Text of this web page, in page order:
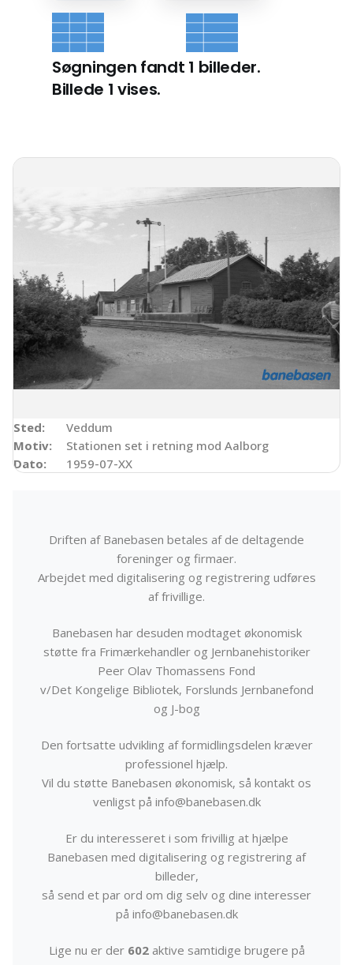
Søgningen fandt 1 billeder.
Billede 1 vises.
Sted:
Veddum
Motiv:
Stationen set i retning mod Aalborg
Dato:
1959-07-XX
Driften af Banebasen betales af de deltagende
foreninger og firmaer.
Arbejdet med digitalisering og registrering udføres
af frivillige.
Banebasen har desuden modtaget økonomisk
støtte fra Frimærkehandler og Jernbanehistoriker
Peer Olav Thomassens Fond
v/Det Kongelige Bibliotek, Forslunds Jernbanefond
og J-bog
Den fortsatte udvikling af formidlingsdelen kræver
professionel hjælp.
Vil du støtte Banebasen økonomisk, så kontakt os
venligst på info@banebasen.dk
Er du interesseret i som frivillig at hjælpe
Banebasen med digitalisering og registrering af
billeder,
så send et par ord om dig selv og dine interesser
på info@banebasen.dk
Lige nu er der 602aktive samtidige brugere på